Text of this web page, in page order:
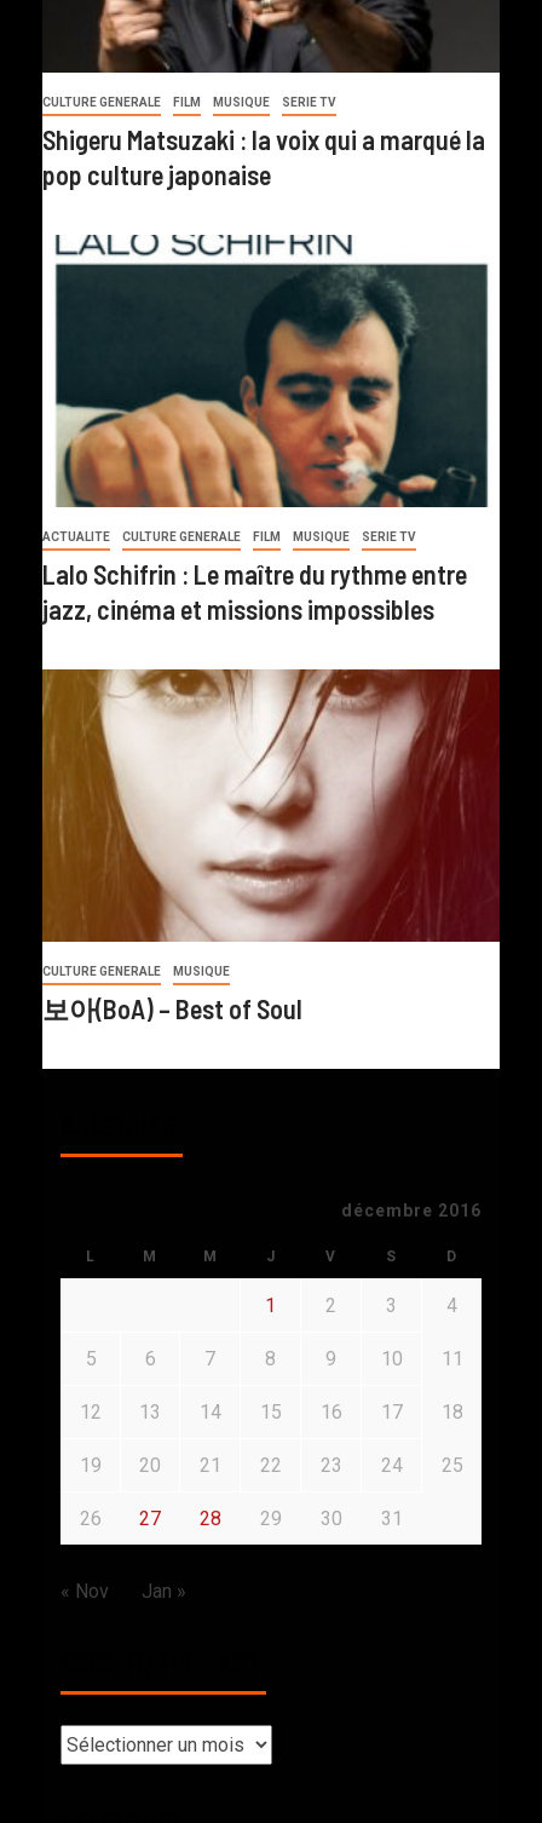
CULTURE GENERALE FILM MUSIQUE SERIE TV
Shigeru Matsuzaki : la voix qui a marqué la
pop culture japonaise
ACTUALITE CULTURE GENERALE FILM MUSIQUE SERIE TV
Lalo Schifrin : Le maître du rythme entre
jazz, cinéma et missions impossibles
CULTURE GENERALE MUSIQUE
보아(BoA) – Best of Soul
décembre 2016
L M M J V S D
1 2 3 4
5 6 7 8 9 10 11
12 13 14 15 16 17 18
19 20 21 22 23 24 25
26 27 28 29 30 31
« Nov Jan »